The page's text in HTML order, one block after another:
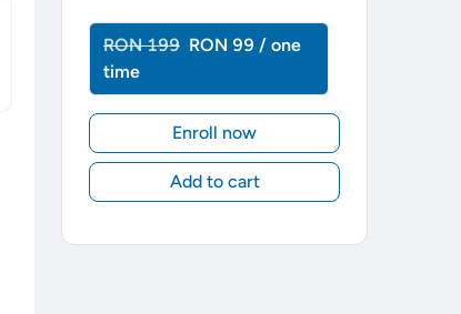
RON 199 RON 99 / one
time
Enroll now
Add to cart